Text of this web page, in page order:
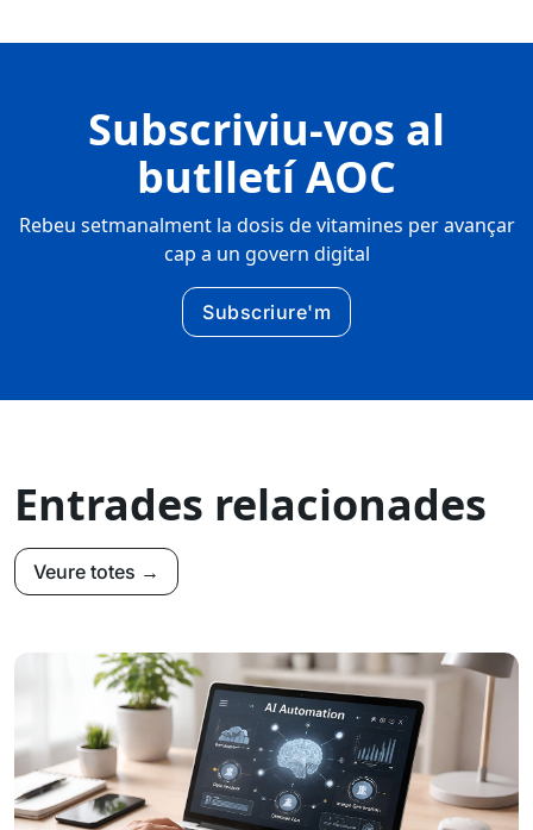
Subscriviu-vos al
butlletí AOC
Rebeu setmanalment la dosis de vitamines per avançar
cap a un govern digital
Subscriure'm
Entrades relacionades
Veure totes →